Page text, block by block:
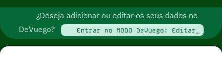
¿Deseja adicionar ou editar os seus dados no
DeVuego?
Entrar no MODO DeVuego: Editar_